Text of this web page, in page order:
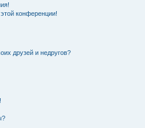
конференции!
друзей и недругов?